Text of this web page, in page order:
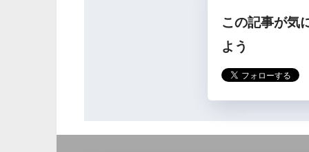
ら
この記事が気
よう